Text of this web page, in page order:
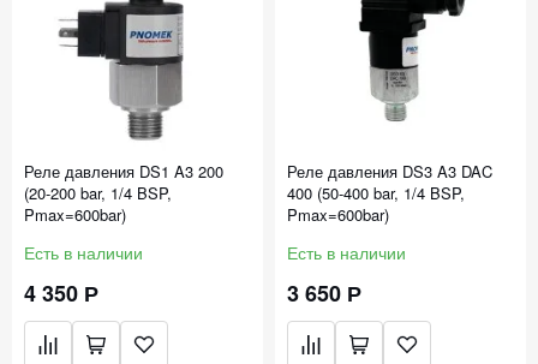
Реле давления DS1 A3 200
(20-200 bar, 1/4 BSP,
Pmax=600bar)
Есть в наличии
4 350 Р
Реле давления DS3 A3 DAC
400 (50-400 bar, 1/4 BSP,
Pmax=600bar)
Есть в наличии
3 650 Р